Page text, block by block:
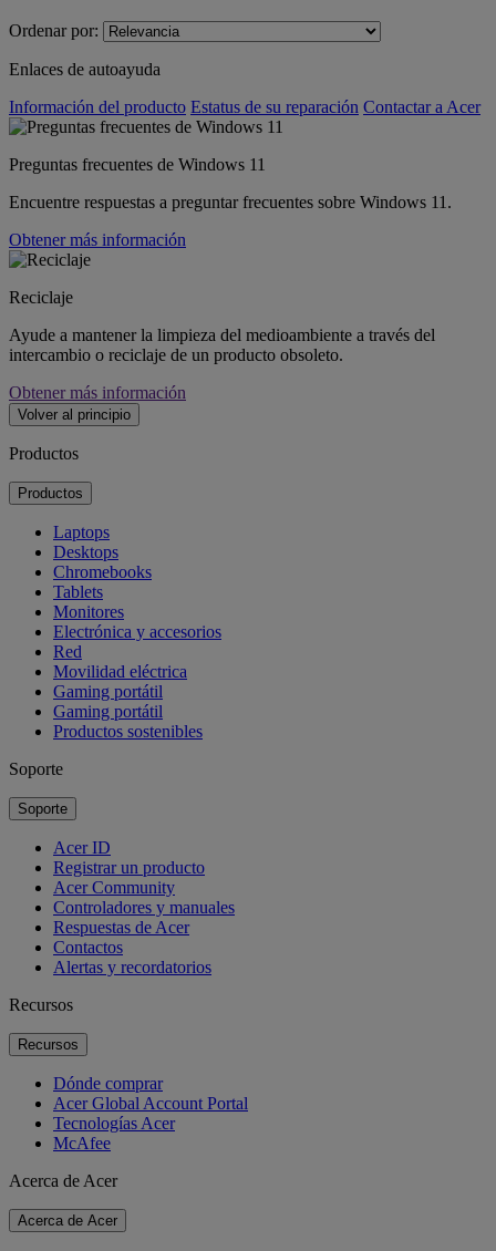
Ordenar por:
Enlaces de autoayuda
Información del producto Estatus de su reparación Contactar a Acer
Preguntas frecuentes de Windows 11
Encuentre respuestas a preguntar frecuentes sobre Windows 11.
Obtener más información
Reciclaje
Ayude a mantener la limpieza del medioambiente a través del
intercambio o reciclaje de un producto obsoleto.
Obtener más información
Volver al principio
Productos
Productos
Laptops
Desktops
Chromebooks
Tablets
Monitores
Electrónica y accesorios
Red
Movilidad eléctrica
Gaming portátil
Gaming portátil
Productos sostenibles
Soporte
Soporte
Acer ID
Registrar un producto
Acer Community
Controladores y manuales
Respuestas de Acer
Contactos
Alertas y recordatorios
Recursos
Recursos
Dónde comprar
Acer Global Account Portal
Tecnologías Acer
McAfee
Acerca de Acer
Acerca de Acer